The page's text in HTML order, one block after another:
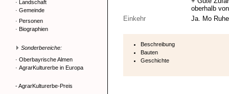
· Landschaft
· Gemeinde
· Personen
· Biographien
Sonderbereiche:
· Oberbayrische Almen
· AgrarKulturerbe in Europa
- AgrarKulturerbe-Preis
oberhalb
Einkehr
Ja. Mo
Beschreibung
Bauten
Geschichte